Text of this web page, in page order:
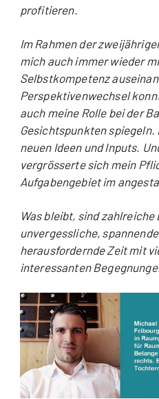
profitieren.
Im Rahmen der
mich auch immer wieder
Selbstkompetenz
Perspektivenwechsel
auch meine Rolle bei der
Gesichtspunkten
neuen Ideen und Inputs.
vergrösserte sich mein
Aufgabengebiet im
Was bleibt, sind
unvergessliche,
herausfordernde Zeit mit
interessanten